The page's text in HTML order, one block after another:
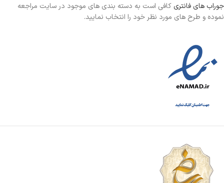
جوراب های فانتری کافی است به دسته بندی های موجود در سایت مراجعه
نموده و طرح های مورد نظر خود را انتخاب نمایید.